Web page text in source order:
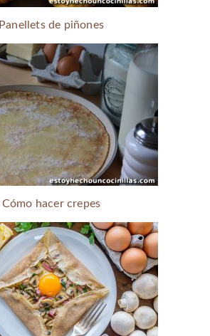
Panellets de piñones
Cómo hacer crepes